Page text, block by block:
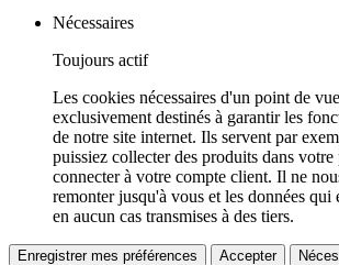
Nécessaires
Toujours actif
Les cookies nécessaires d'un point de
exclusivement destinés à garantir les
de notre site internet. Ils servent par
puissiez collecter des produits dans
connecter à votre compte client. Il ne
remonter jusqu'à vous et les données qui
en aucun cas transmises à des tiers.
Enregistrer mes préférences Accepter